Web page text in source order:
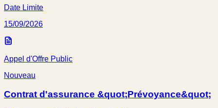
Date Limite
15/09/2026
Appel d'Offre Public
Nouveau
Contrat d'assurance &quot;Prévoyance&quot;